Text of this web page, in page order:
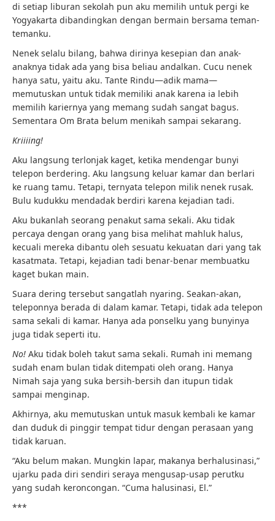
di setiap liburan sekolah pun aku memilih untuk pergi ke
Yogyakarta dibandingkan dengan bermain bersama teman-
temanku.
Nenek selalu bilang, bahwa dirinya kesepian dan anak-
anaknya tidak ada yang bisa beliau andalkan. Cucu nenek
hanya satu, yaitu aku. Tante Rindu—adik mama—
memutuskan untuk tidak memiliki anak karena ia lebih
memilih kariernya yang memang sudah sangat bagus.
Sementara Om Brata belum menikah sampai sekarang.
Kriiiing!
Aku langsung terlonjak kaget, ketika mendengar bunyi
telepon berdering. Aku langsung keluar kamar dan berlari
ke ruang tamu. Tetapi, ternyata telepon milik nenek rusak.
Bulu kudukku mendadak berdiri karena kejadian tadi.
Aku bukanlah seorang penakut sama sekali. Aku tidak
percaya dengan orang yang bisa melihat mahluk halus,
kecuali mereka dibantu oleh sesuatu kekuatan dari yang tak
kasatmata. Tetapi, kejadian tadi benar-benar membuatku
kaget bukan main.
Suara dering tersebut sangatlah nyaring. Seakan-akan,
teleponnya berada di dalam kamar. Tetapi, tidak ada telepon
sama sekali di kamar. Hanya ada ponselku yang bunyinya
juga tidak seperti itu.
No! Aku tidak boleh takut sama sekali. Rumah ini memang
sudah enam bulan tidak ditempati oleh orang. Hanya
Nimah saja yang suka bersih-bersih dan itupun tidak
sampai menginap.
Akhirnya, aku memutuskan untuk masuk kembali ke kamar
dan duduk di pinggir tempat tidur dengan perasaan yang
tidak karuan.
“Aku belum makan. Mungkin lapar, makanya berhalusinasi,”
ujarku pada diri sendiri seraya mengusap-usap perutku
yang sudah keroncongan. “Cuma halusinasi, El.”
***